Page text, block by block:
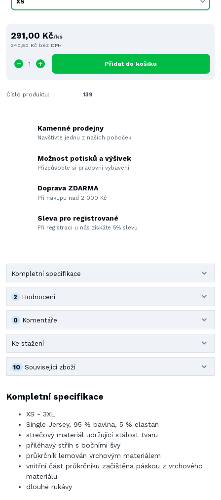
291,00 Kč/ks
240,50 Kč bez DPH
Přidat do košíku
Číslo produktu: 139
Kamenné prodejny
Navštivte jednu z našich poboček
Možnost potisků a výšivek
Přizpůsobte si pracovní vybavení
Doprava ZDARMA
Při nákupu nad 2 000 Kč
Sleva pro registrované
Při registraci u nás získáte 5% slevu
Kompletní specifikace
Hodnocení
2
Komentáře
0
Ke stažení
Související zboží
10
Kompletní specifikace
XS - 3XL
Single Jersey, 95 % bavlna, 5 % elastan
strečový materiál udržující stálost tvaru
přiléhavý střih s bočními švy
průkrčník lemován vrchovým materiálem
vnitřní část průkrčníku začištěna páskou z vrchového
materiálu
dlouhé rukávy